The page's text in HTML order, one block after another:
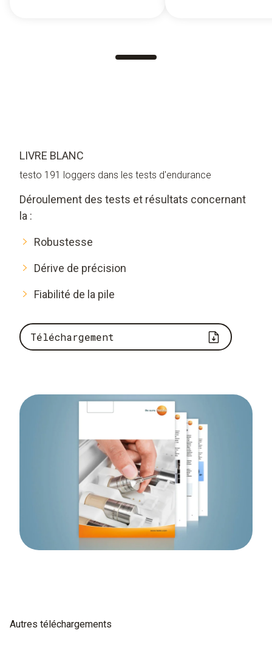
LIVRE BLANC
testo 191 loggers dans les tests d'endurance
Déroulement des tests et résultats concernant
la :
Robustesse
Dérive de précision
Fiabilité de la pile
Téléchargement
Autres téléchargements